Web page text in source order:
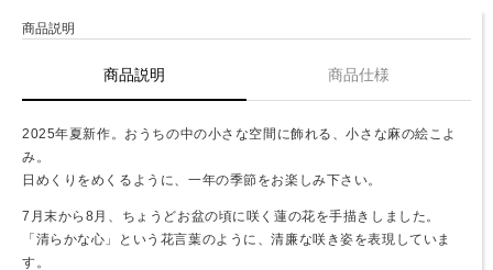
商品説明
商品説明 商品仕様
2025年夏新作。おうちの中の小さな空間に飾れる、小さな麻の絵こよ
み。
日めくりをめくるように、一年の季節をお楽しみ下さい。
7月末から8月、ちょうどお盆の頃に咲く蓮の花を手描きしました。
「清らかな心」という花言葉のように、清廉な咲き姿を表現していま
す。